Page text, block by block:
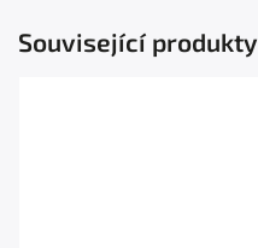
Související produkty